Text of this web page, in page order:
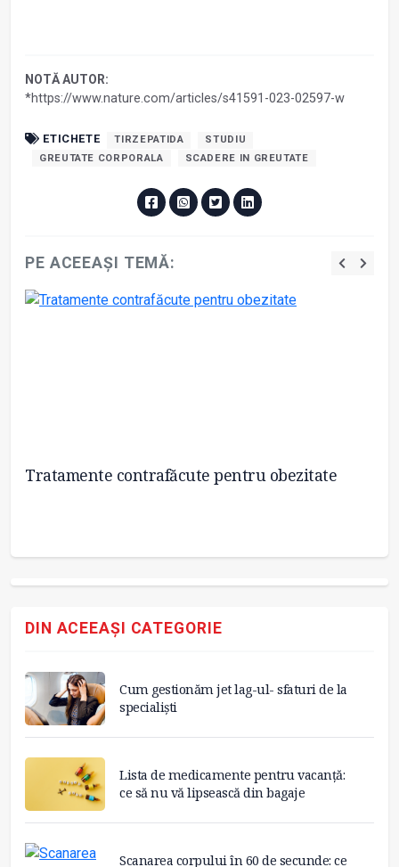
NOTĂ AUTOR:
*https://www.nature.com/articles/s41591-023-02597-w
ETICHETE TIRZEPATIDA
STUDIU
GREUTATE CORPORALA
SCADERE IN GREUTATE
PE ACEEAȘI TEMĂ:
Tratamente contrafăcute pentru obezitate
DIN ACEEAȘI CATEGORIE
Cum gestionăm jet lag-ul- sfaturi de la
specialiști
Lista de medicamente pentru vacanță:
ce să nu vă lipsească din bagaje
Scanarea corpului în 60 de secunde: ce